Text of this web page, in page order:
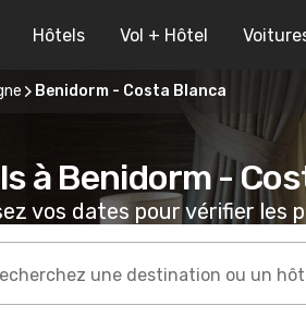
Hôtels Vol + Hôtel
Benidorm - Costa Blanca
à Benidorm -
vos dates pour vérifier les